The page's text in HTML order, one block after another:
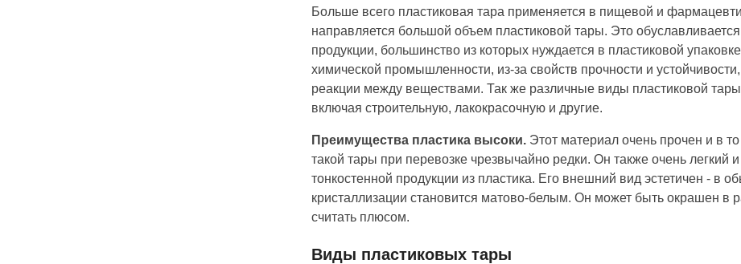
Больше всего пластиковая тара применяется в пищевой и
направляется большой объем пластиковой тары. Это
продукции, большинство из которых нуждается в пластиковой
химической промышленности, из-засвойств прочности и
реакции между веществами.Так же различные виды пластиковойтары
включая строительную, лакокрасочную и другие.
Преимущества пластика высоки. Этот материал очень прочен и в
такой тары при перевозке чрезвычайно редки. Он также очень легкий
тонкостенной продукции из пластика. Его внешний вид эстетичен - в
кристаллизации становится матово-белым. Он может быть окрашен в
считать плюсом.
Виды пластиковых тары